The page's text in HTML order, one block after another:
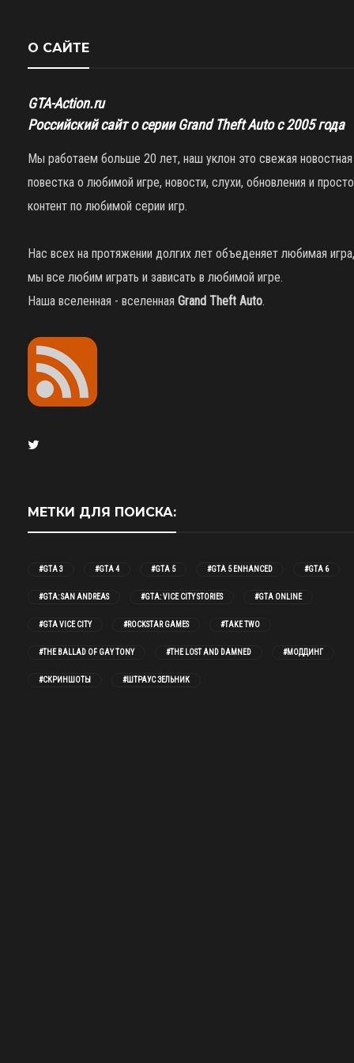
О САЙТЕ
GTA-Action.ru
Российский сайт о серии Grand Theft Auto с 2005 года
Мы работаем больше 20 лет, наш уклон это свежая новостная
повестка о любимой игре, новости, слухи, обновления и просто
контент по любимой серии игр.
Нас всех на протяжении долгих лет объеденяет любимая игра,
мы все любим играть и зависать в любимой игре.
Наша вселенная - вселенная Grand Theft Auto.
МЕТКИ ДЛЯ ПОИСКА:
#GTA 3 #GTA 4 #GTA 5 #GTA 5 ENHANCED #GTA 6
#GTA: SAN ANDREAS #GTA: VICE CITY STORIES #GTA ONLINE
#GTA VICE CITY #ROCKSTAR GAMES #TAKE TWO
#THE BALLAD OF GAY TONY #THE LOST AND DAMNED #МОДДИНГ
#СКРИНШОТЫ #ШТРАУС ЗЕЛЬНИК